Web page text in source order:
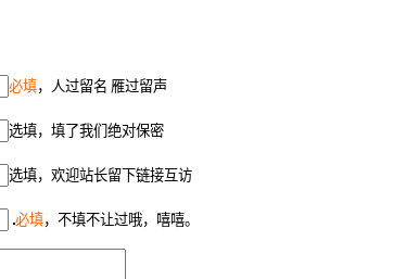
必填，人过留名 雁过留声
选填，填了我们绝对保密
选填，欢迎站长留下链接互访
必填，不填不让过哦，嘻嘻。